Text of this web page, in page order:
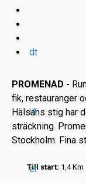
dt
ur
er
PROMENAD -
fik, restauranger
Hälsans stig har
sträckning.
Stockholm. Fina
Till start: 1,4 Km